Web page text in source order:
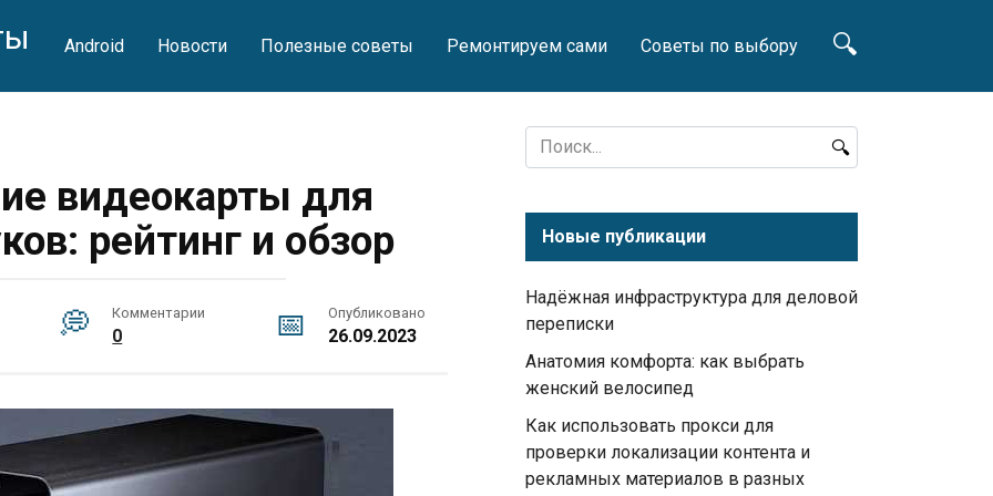
Android Новости Полезные советы Ремонтируем сами Советы по выбору
видеокарты для
рейтинг и обзор
Комментарии
0
Опубликовано
26.09.2023
Search
for:
Новые публикации
Надёжная инфраструктура для деловой
переписки
Анатомия комфорта: как выбрать
женский велосипед
Как использовать прокси для
проверки локализации контента и
рекламных материалов в разных